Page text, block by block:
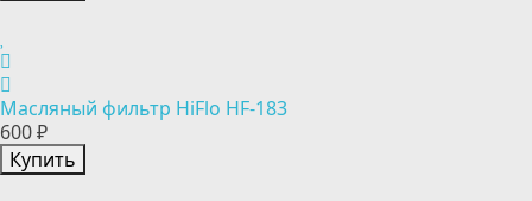
Масляный фильтр HiFlo HF-183
600 ₽
Купить